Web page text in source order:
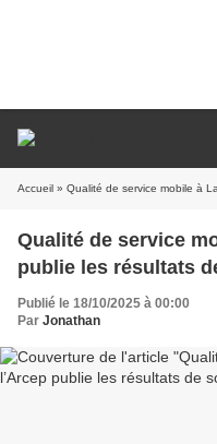
Accueil » Qualité de service mobile à La
Qualité de service
publie les résultats
Publié le 18/10/2025 à 00:00
Par Jonathan